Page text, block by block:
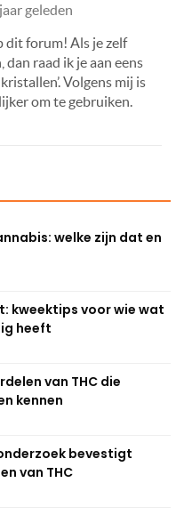
geleden
dit forum! Als je zelf
raad ik je aan eens
Volgens mij is
om te gebruiken.
welke zijn dat en
kweektips voor wie wat
heeft
van THC die
kennen
bevestigt
van THC